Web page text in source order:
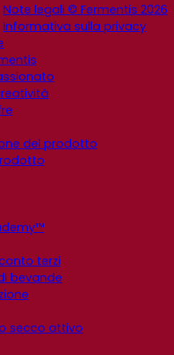
Note legali © Fermentis 2026
Informativa sulla privacy
del prodotto
terzi
bevande
secco attivo